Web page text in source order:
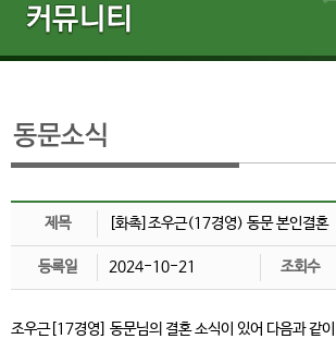
제목 [화촉]조우근(17경영) 동문 본인결혼
등록일 2024-10-21 조회수
조우근[17경영] 동문님의 결혼 소식이 있어 다음과 같